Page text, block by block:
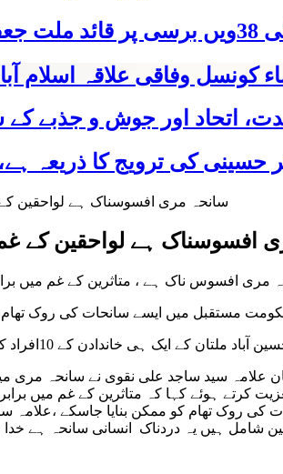
کونسل وفاقی علاقہ
افسوسناک ہے لواحقین کے
مری افسوس ناک ہے ، متاثرین کے غم میں
مستقبل میں ایسے سانحات کی روک تھام
10افراد کی حادثاتی موت پر انتہائی دکھ و غم کا اظہار ، لواحقین سے اظہار تعزیت
کرتے ہوئے کہا کہ متاثرین کے غم میں
کی روک تھام کو ممکن بنایا جاسکے
تعداد بچوں ا ور خواتین شامل ہیں یہ دردناک